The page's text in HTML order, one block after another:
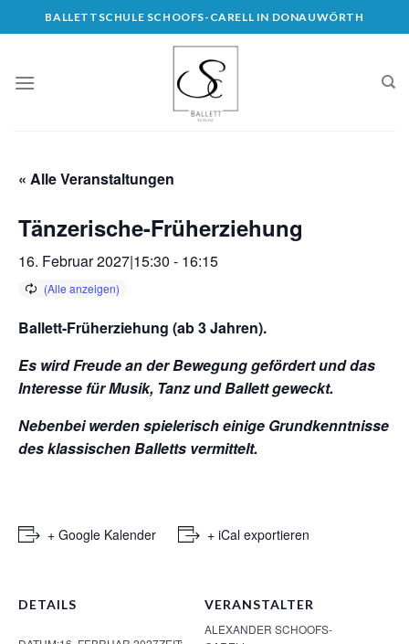
to
BALLETTSCHULE SCHOOFS-CARELL IN DONAUWÖRTH
« Alle Veranstaltungen
Tänzerische-Früherziehung
16. Februar 2027|15:30 - 16:15
Ballett-Früherziehung (ab 3 Jahren).
Es wird Freude an der Bewegung gefördert und das
Interesse für Musik, Tanz und Ballett geweckt.
Nebenbei werden spielerisch einige Grundkenntnisse
des klassischen Balletts vermittelt.
+ Google Kalender + iCal exportieren
DETAILS
VERANSTALTER
ALEXANDER SCHOOFS-